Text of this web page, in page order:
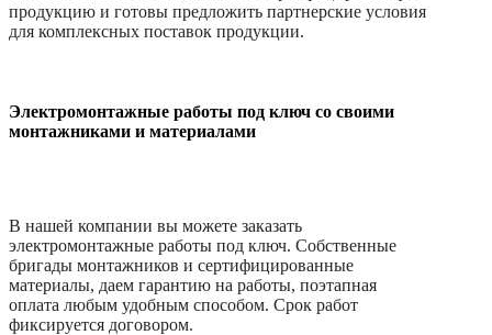
продукцию и готовы предложить партнерские условия
для комплексных поставок продукции.
Электромонтажные работы под ключ со своими
монтажниками и материалами
В нашей компании вы можете заказать
электромонтажные работы под ключ. Собственные
бригады монтажников и сертифицированные
материалы, даем гарантию на работы, поэтапная
оплата любым удобным способом. Срок работ
фиксируется договором.